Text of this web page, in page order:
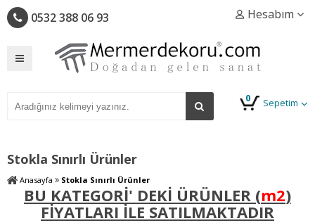
0532 388 06 93 Hesabım
Sepetim
0
Stokla Sınırlı Ürünler
Anasayfa Stokla Sınırlı Ürünler
BU KATEGORİ' DEKİ ÜRÜNLER (m2)
FİYATLARI İLE SATILMAKTADIR